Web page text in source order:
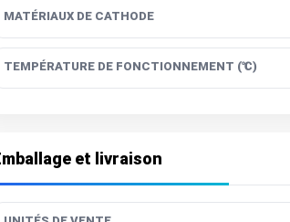
MATÉRIAUX DE CATHODE
TEMPÉRATURE DE FONCTIONNEMENT (℃)
et livraison